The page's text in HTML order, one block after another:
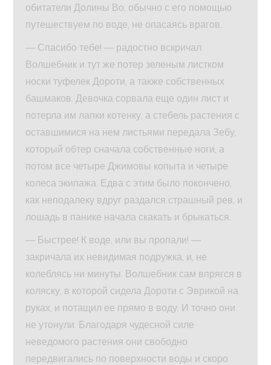
обитатели Долины Во, обычно с его помощью
путешествуем по воде, не опасаясь врагов.
— Спасибо тебе! — радостно вскричал
Волшебник и тут же потер зеленым листком
носки туфелек Дороти, а также собственных
башмаков. Девочка сорвала еще один лист и
потерла им лапки котенку, а стебель растения с
оставшимися на нем листьями передала Зебу,
который обтер сначала собственные ноги, а
потом все четыре Джимовы копыта и четыре
колеса экипажа. Едва с этим было покончено,
как неподалеку вдруг раздался страшный рев, и
лошадь в панике начала скакать и брыкаться.
— Быстрее! К воде, или вы пропали! —
закричала их невидимая подружка, и, не
колеблясь ни минуты. Волшебник сам впрягся в
коляску, в которой сидела Дороти с Эврикой на
руках, и потащил ее прямо в воду. И точно они
не утонули. Благодаря чудесной силе
неведомого растения они свободно
передвигались по поверхности воды и скоро